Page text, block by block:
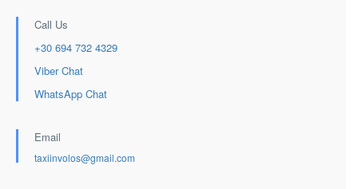
Call Us
+30 694 732 4329
Viber Chat
WhatsApp Chat
Email
taxiinvolos@gmail.com